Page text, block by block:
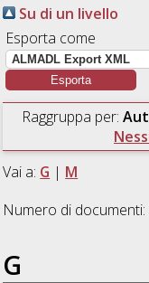
Su di un livello
Esporta come
Raggruppa per:
Vai a: G | M
Numero di documenti:
G